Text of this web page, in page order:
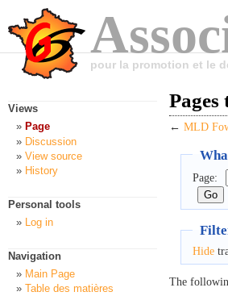
pour la promotion et le
← MLD
Page:
Hide
The
Views
Page
Discussion
View source
History
Personal tools
Log in
Navigation
Main Page
Table des matières